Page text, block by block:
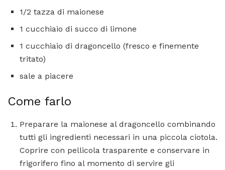
1/2 tazza di maionese
1 cucchiaio di succo di limone
1 cucchiaio di dragoncello (fresco e finemente
tritato)
sale a piacere
Come farlo
Preparare la maionese al dragoncello combinando
tutti gli ingredienti necessari in una piccola ciotola.
Coprire con pellicola trasparente e conservare in
frigorifero fino al momento di servire gli